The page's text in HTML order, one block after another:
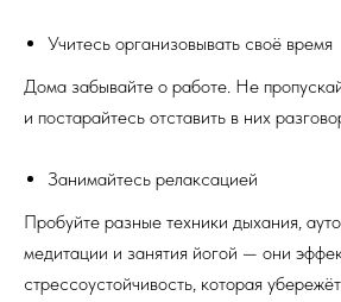
Учитесь организовывать своё время
Дома забывайте о работе. Не
и постарайтесь отставить в них
Занимайтесь релаксацией
Пробуйте разные техники дыхания,
медитации и занятия йогой — они
стрессоустойчивость, которая